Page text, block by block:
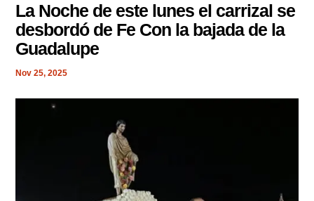
La Noche de este lunes el carrizal se
desbordó de Fe Con la bajada de la
Guadalupe
Nov 25, 2025